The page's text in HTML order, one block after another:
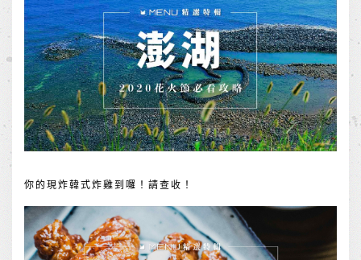
你的現炸韓式炸雞到囉！請查收！